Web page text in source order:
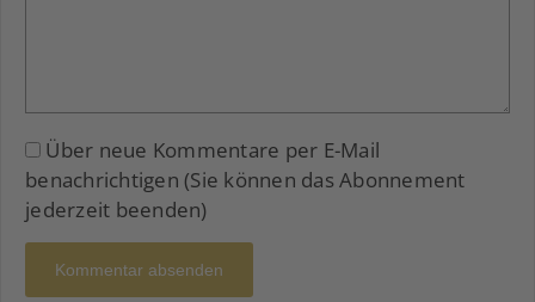
Über neue Kommentare per E-Mail
benachrichtigen (Sie können das Abonnement
jederzeit beenden)
Kommentar absenden